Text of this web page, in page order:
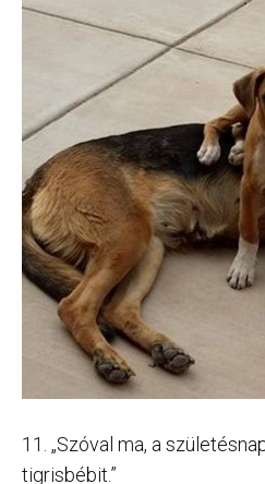
11. „Szóval ma, a
tigrisbébit.”